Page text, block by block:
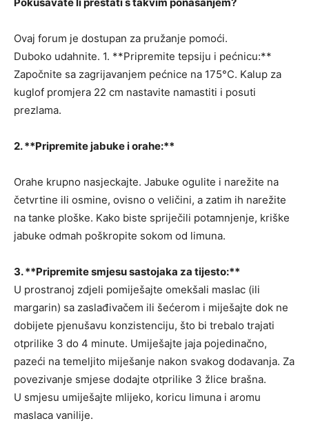
Ovaj forum je dostupan za pružanje pomoći.
Duboko udahnite. 1. **Pripremite tepsiju i pećnicu:**
Započnite sa zagrijavanjem pećnice na 175°C. Kalup za
kuglof promjera 22 cm nastavite namastiti i posuti
prezlama.
2. **Pripremite jabuke i orahe:**
Orahe krupno nasjeckajte. Jabuke ogulite i narežite na
četvrtine ili osmine, ovisno o veličini, a zatim ih narežite
na tanke ploške. Kako biste spriječili potamnjenje, kriške
jabuke odmah poškropite sokom od limuna.
3. **Pripremite smjesu sastojaka za tijesto:**
U prostranoj zdjeli pomiješajte omekšali maslac (ili
margarin) sa zaslađivačem ili šećerom i miješajte dok ne
dobijete pjenušavu konzistenciju, što bi trebalo trajati
otprilike 3 do 4 minute. Umiješajte jaja pojedinačno,
pazeći na temeljito miješanje nakon svakog dodavanja. Za
povezivanje smjese dodajte otprilike 3 žlice brašna.
U smjesu umiješajte mlijeko, koricu limuna i aromu
maslaca vanilije.